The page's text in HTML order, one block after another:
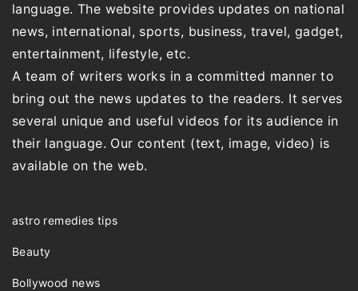
language. The website provides updates on national
news, international, sports, business, travel, gadget,
entertainment, lifestyle, etc.
A team of writers works in a committed manner to
bring out the news updates to the readers. It serves
several unique and useful videos for its audience in
their language. Our content (text, image, video) is
available on the web.
astro remedies tips
Beauty
Bollywood news